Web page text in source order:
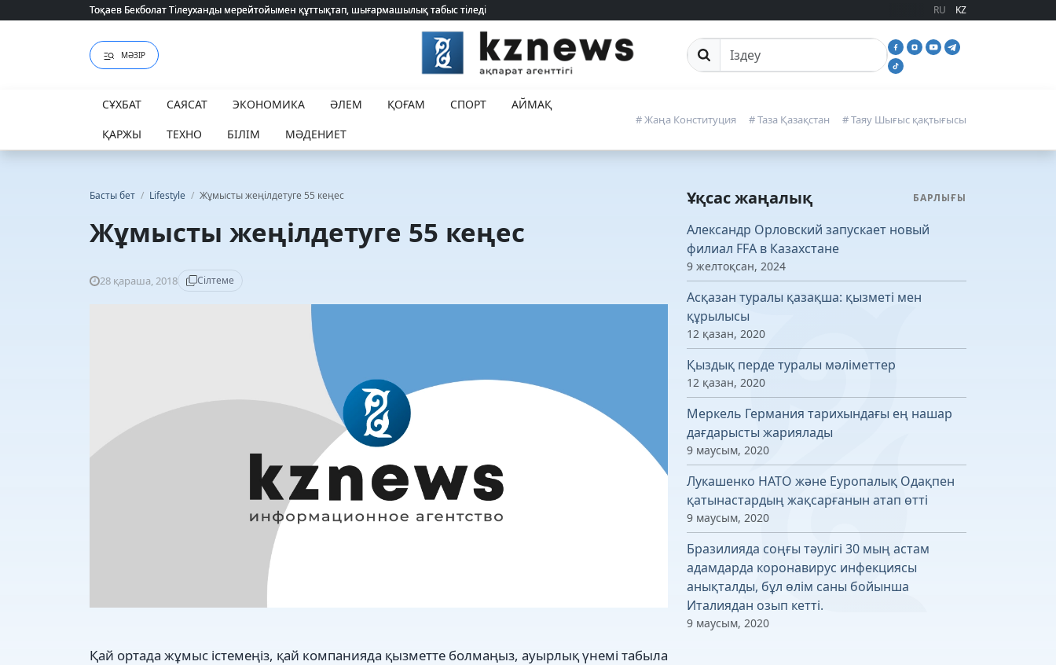
Тоқаев Бекболат Тілеуханды мерейтойымен құттықтап, шығармашылық табыс тіледі
Тоқаев Бекболат Тілеуханды мерейтойымен құттықтап, шығармашылық табыс тіледі RU KZ
МӘЗІР Сайттан іздеу
СҰХБАТ САЯСАТ ЭКОНОМИКА ӘЛЕМ ҚОҒАМ СПОРТ
АЙМАҚ
ҚАРЖЫ
ТЕХНО БІЛІМ МӘДЕНИЕТ
# Жаңа Конституция # Таза Қазақстан # Таяу Шығыс қақтығысы
Басты бет / Lifestyle / Жұмысты жеңілдетуге 55 кеңес
Жұмысты жеңілдетуге 55 кеңес
28 қараша, 2018 Сілтеме
Қай ортада жұмыс істемеңіз, қай компанияда қызметте болмаңыз, ауырлық үнемі табыла
Ұқсас жаңалық БАРЛЫҒЫ
Александр Орловский запускает новый
филиал FFA в Казахстане
9 желтоқсан, 2024
Асқазан туралы қазақша: қызметі мен
құрылысы
12 қазан, 2020
Қыздық перде туралы мәліметтер
12 қазан, 2020
Меркель Германия тарихындағы ең нашар
дағдарысты жариялады
9 маусым, 2020
Лукашенко НАТО және Еуропалық Одақпен
қатынастардың жақсарғанын атап өтті
9 маусым, 2020
Бразилияда соңғы тәулігі 30 мың астам
адамдарда коронавирус инфекциясы
анықталды, бұл өлім саны бойынша
Италиядан озып кетті.
9 маусым, 2020